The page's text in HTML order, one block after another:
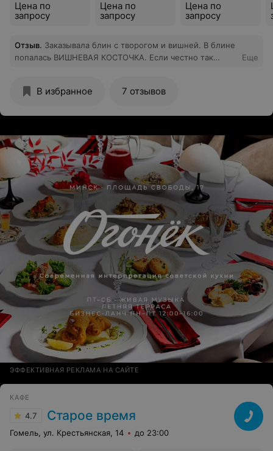
Цена по
запросу
Цена по
запросу
Цена по
запросу
Отзыв. Заказывала блин с творогом и вишней. В блине
попалась ВИШНЕВАЯ КОСТОЧКА. Если честно так
Еще
В избранное 7 отзывов
ЭФФЕКТИВНАЯ РЕКЛАМА НА САЙТЕ
КАФЕ
4.7 Старое время
Гомель, ул. Крестьянская, 14 до 23:00